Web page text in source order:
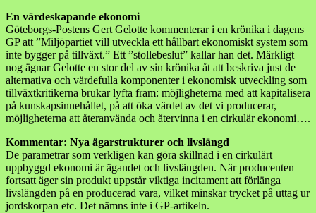
En värdeskapande ekonomi
Göteborgs-Postens Gert Gelotte kommenterar i en krönika i dagens
GP att ”Miljöpartiet vill utveckla ett hållbart ekonomiskt system som
inte bygger på tillväxt.” Ett ”stollebeslut” kallar han det. Märkligt
nog ägnar Gelotte en stor del av sin krönika åt att beskriva just de
alternativa och värdefulla komponenter i ekonomisk utveckling som
tillväxtkritikerna brukar lyfta fram: möjligheterna med att kapitalisera
på kunskapsinnehållet, på att öka värdet av det vi producerar,
möjligheterna att återanvända och återvinna i en cirkulär ekonomi….
Kommentar: Nya ägarstrukturer och livslängd
De parametrar som verkligen kan göra skillnad i en cirkulärt
uppbyggd ekonomi är ägandet och livslängden. När producenten
fortsatt äger sin produkt uppstår viktiga incitament att förlänga
livslängden på en producerad vara, vilket minskar trycket på uttag ur
jordskorpan etc. Det nämns inte i GP-artikeln.